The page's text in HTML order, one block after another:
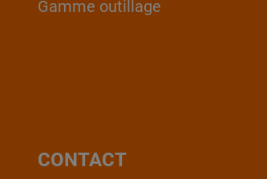
Gamme outillage
CONTACT